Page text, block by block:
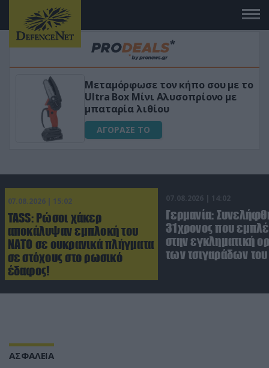
«Μαγική» φόρμουλα τριβόλι +
για αύξηση της λίμπιντο
ΑΓΟΡΑΣΕ ΤΟ
07.08.2026 | 15:02
TASS: Ρώσοι χάκερ
αποκάλυψαν εμπλοκή του
ΝΑΤΟ σε ουκρανικά πλήγματα
σε στόχους στο ρωσικό
έδαφος!
07.08.2026 | 14:02
Γερμανία:
31χρονος που
στην εγκληματική
των τσιγαράδων του
ΑΣΦΑΛΕΙΑ